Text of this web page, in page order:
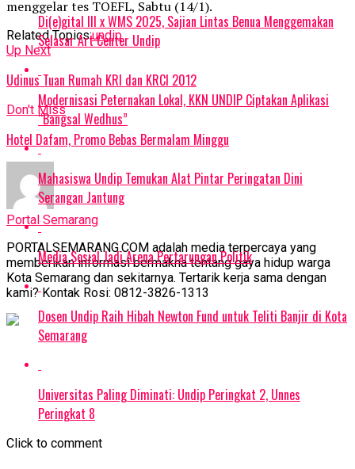
menggelar tes TOEFL, Sabtu (14/1).
Related Topics:undip
Up Next
Udinus Tuan Rumah KRI dan KRCI 2012
Don't Miss
Hotel Dafam, Promo Bebas Bermalam Minggu
Portal Semarang
PORTALSEMARANG.COM adalah media terpercaya yang
memberikan informasi bermakna tentang gaya hidup warga
Kota Semarang dan sekitarnya. Tertarik kerja sama dengan
kami? Kontak Rosi: 0812-3826-1313
Di(e)gital III x WMS 2025, Sajian Lintas Benua Menggemakan
Selasar Art Center Undip
Modernisasi Peternakan Lokal, KKN UNDIP Ciptakan Aplikasi
“Bangsal Wedhus”
Mahasiswa Undip Temukan Alat Pintar Peringatan Dini
Serangan Jantung
Media Sosial Jadi Arena Pertarungan Politik
Dosen Undip Raih Hibah Newton Fund untuk Teliti Banjir di Kota
Semarang
Universitas Paling Diminati: Undip Peringkat 2, Unnes
Peringkat 8
Click to comment